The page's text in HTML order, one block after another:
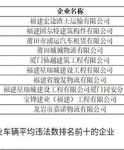
车辆平均违法数排名前十的企业